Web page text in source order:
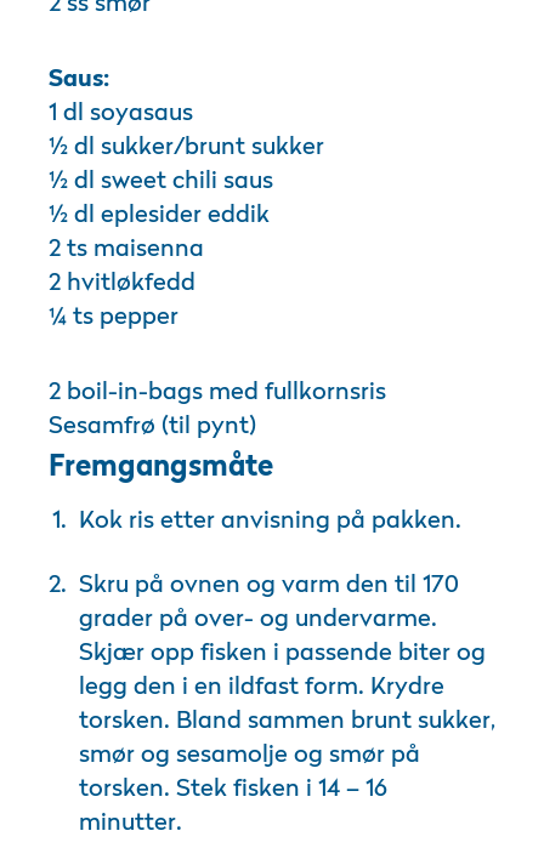
2 ss smør
Saus:
1 dl soyasaus
½ dl sukker/brunt sukker
½ dl sweet chili saus
½ dl eplesider eddik
2 ts maisenna
2 hvitløkfedd
¼ ts pepper
2 boil-in-bags med fullkornsris
Sesamfrø (til pynt)
Fremgangsmåte
Kok ris etter anvisning på pakken.
Skru på ovnen og varm den til 170
grader på over- og undervarme.
Skjær opp fisken i passende biter og
legg den i en ildfast form. Krydre
torsken. Bland sammen brunt sukker,
smør og sesamolje og smør på
torsken. Stek fisken i 14 – 16
minutter.